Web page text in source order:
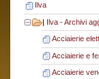
Ilva
| Ilva - Archivi
Acciaierie
Acciaierie e
Acciaierie